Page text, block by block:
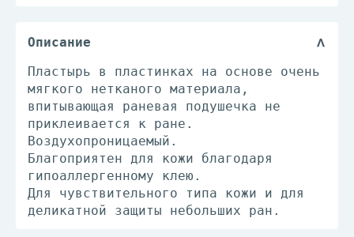
Описание
Пластырь в пластинках на основе очень
мягкого нетканого материала,
впитывающая раневая подушечка не
приклеивается к ране.
Воздухопроницаемый.
Благоприятен для кожи благодаря
гипоаллергенному клею.
Для чувствительного типа кожи и для
деликатной защиты небольших ран.